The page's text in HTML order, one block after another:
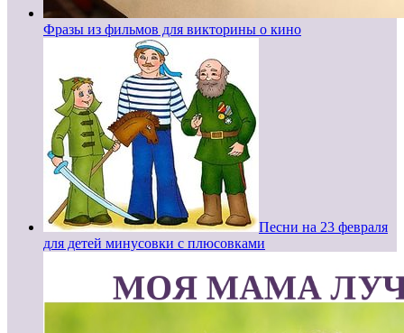
Фразы из фильмов для викторины о кино
Песни на 23 февраля
для детей минусовки с плюсовками